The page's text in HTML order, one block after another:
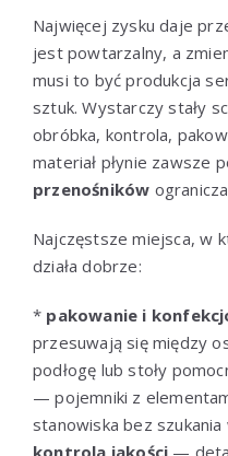
Najwięcej zysku daje
jest powtarzalny, a
musi to być produkcja
sztuk. Wystarczy stały
obróbka, kontrola,
materiał płynie zawsze
przenośników
Najczęstsze miejsca, w
działa dobrze:
* pakowanie i
przesuwają się między
podłogę lub stoły
— pojemniki z
stanowiska bez
kontrola jakości —